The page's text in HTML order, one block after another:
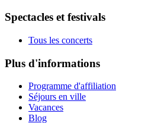
Spectacles et festivals
Tous les concerts
Plus d'informations
Programme d'affiliation
Séjours en ville
Vacances
Blog